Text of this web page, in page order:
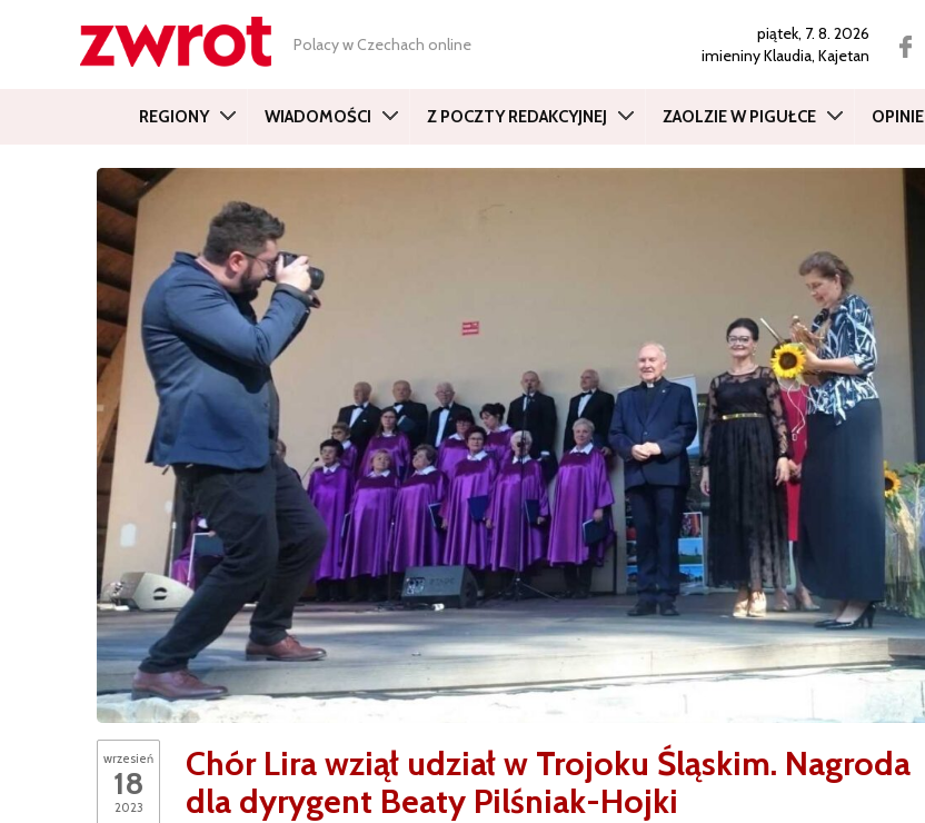
Polacy w Czechach online
piątek, 7. 8. 2026
imieninyKlaudia, Kajetan
REGIONY WIADOMOŚCI Z POCZTY REDAKCYJNEJ ZAOLZIE W PIGUŁCE OPINIE
wrzesień
18
2023
Chór Lira wziął udział w Trojoku Śląskim. Nagroda
dla dyrygent Beaty Pilśniak-Hojki